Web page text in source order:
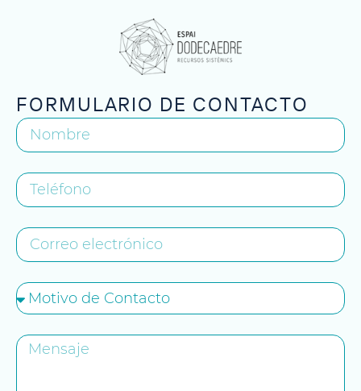
FORMULARIO DE CONTACTO